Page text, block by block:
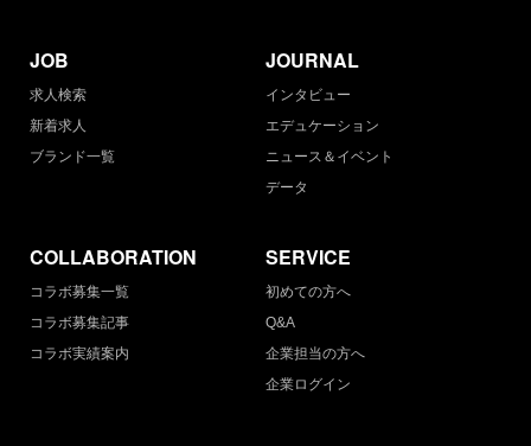
JOB
求人検索
新着求人
ブランド一覧
JOURNAL
インタビュー
エデュケーション
ニュース＆イベント
データ
COLLABORATION
コラボ募集一覧
コラボ募集記事
コラボ実績案内
SERVICE
初めての方へ
Q&A
企業担当の方へ
企業ログイン